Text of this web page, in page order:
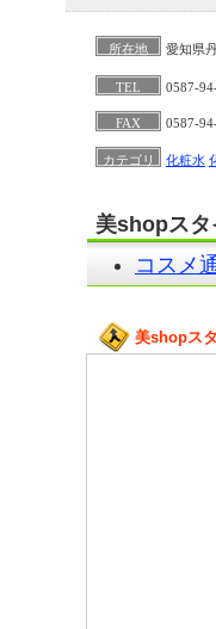
所在地 愛知県
TEL 0587-
FAX 0587-
カテゴリ 化粧水
美shopスタ
コスメ
美shopス